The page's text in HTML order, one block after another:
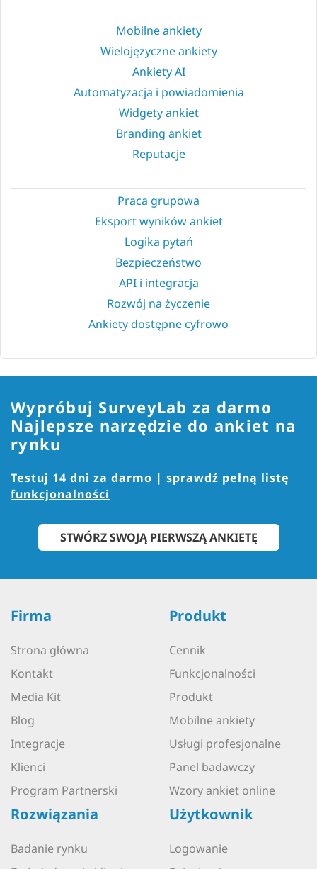
Mobilne ankiety
Wielojęzyczne ankiety
Ankiety AI
Automatyzacja i powiadomienia
Widgety ankiet
Branding ankiet
Reputacje
Praca grupowa
Eksport wyników ankiet
Logika pytań
Bezpieczeństwo
API i integracja
Rozwój na życzenie
Ankiety dostępne cyfrowo
STWÓRZ SWOJĄ PIERWSZĄ ANKIETĘ
Wypróbuj SurveyLab za darmo
Najlepsze narzędzie do ankiet na
rynku
Testuj 14 dni za darmo | sprawdź pełną listę
funkcjonalności
Firma
Strona główna
Kontakt
Media Kit
Blog
Integracje
Klienci
Program Partnerski
Produkt
Cennik
Funkcjonalności
Produkt
Mobilne ankiety
Usługi profesjonalne
Panel badawczy
Wzory ankiet online
Rozwiązania
Badanie rynku
Użytkownik
Logowanie